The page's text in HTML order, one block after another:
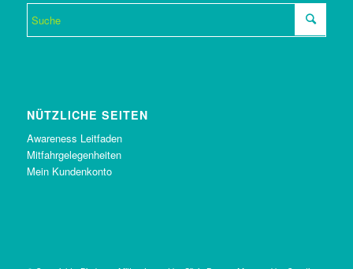
NÜTZLICHE SEITEN
Awareness Leitfaden
Mitfahrgelegenheiten
Mein Kundenkonto